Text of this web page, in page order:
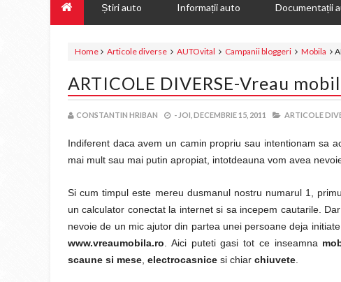
Știri auto Informații auto Documentații
Home Articole diverse AUTOvital Campanii bloggeri Mobila
ARTICOLE DIVERSE-Vreau
CONSTANTIN HRIBAN - JOI, DECEMBRIE 15, 2011 ARTICOLE
Indiferent daca avem un camin propriu sau intentionam sa
mai mult sau mai putin apropiat, intotdeauna vom avea
Si cum timpul este mereu dusmanul nostru numarul 1,
un calculator conectat la internet si sa incepem cautarile.
nevoie de un mic ajutor din partea unei persoane deja
www.vreaumobila.ro . Aici puteti gasi tot ce inseamna
scaune si mese electrocasnice si chiar chiuvete